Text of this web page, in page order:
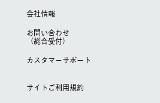
会社情報
お問い合わせ
（総合受付）
カスタマーサポート
サイトご利用規約